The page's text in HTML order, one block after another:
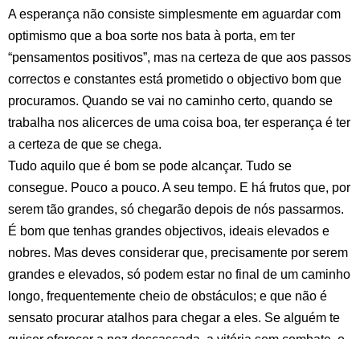
A esperança não consiste simplesmente em aguardar com
optimismo que a boa sorte nos bata à porta, em ter
“pensamentos positivos”, mas na certeza de que aos passos
correctos e constantes está prometido o objectivo bom que
procuramos. Quando se vai no caminho certo, quando se
trabalha nos alicerces de uma coisa boa, ter esperança é ter
a certeza de que se chega.
Tudo aquilo que é bom se pode alcançar. Tudo se
consegue. Pouco a pouco. A seu tempo. E há frutos que, por
serem tão grandes, só chegarão depois de nós passarmos.
É bom que tenhas grandes objectivos, ideais elevados e
nobres. Mas deves considerar que, precisamente por serem
grandes e elevados, só podem estar no final de um caminho
longo, frequentemente cheio de obstáculos; e que não é
sensato procurar atalhos para chegar a eles. Se alguém te